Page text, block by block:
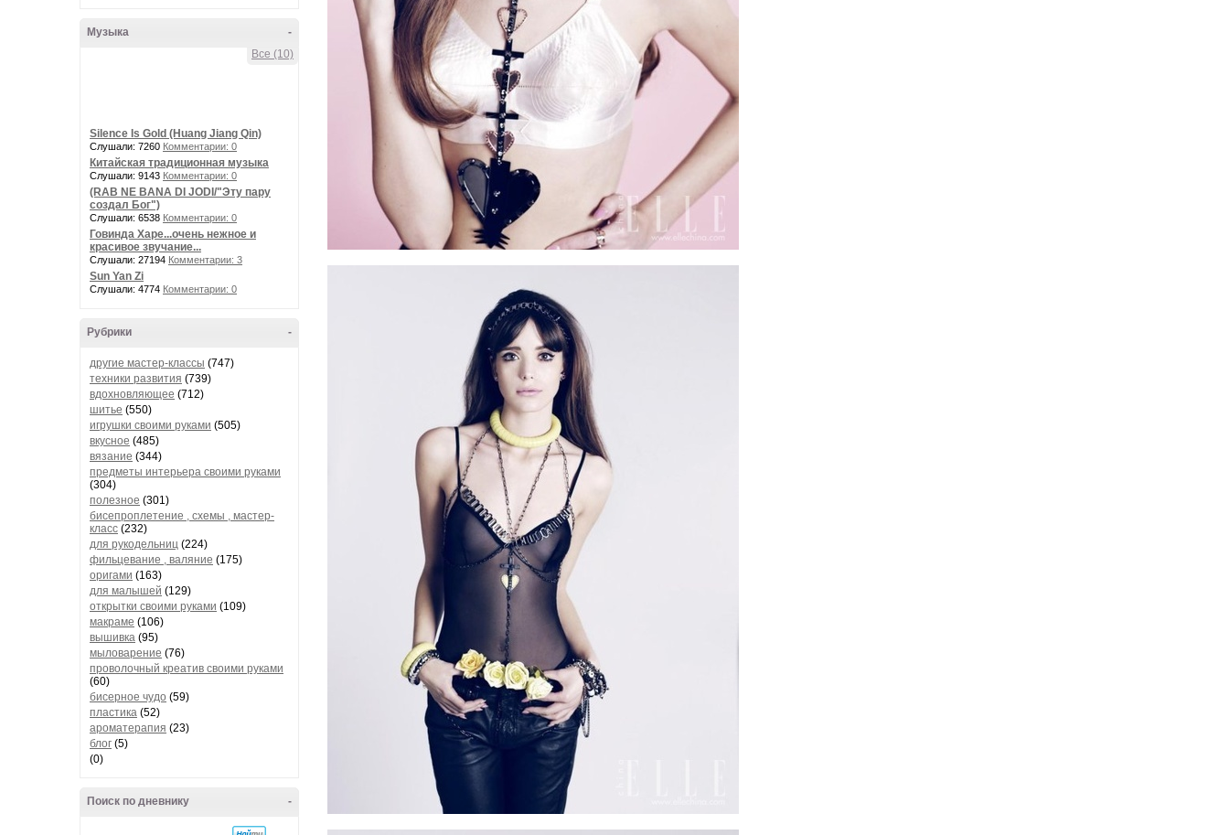
-
Музыка
Все (10)
Silence Is Gold (Huang Jiang Qin)
Слушали: 7260 Комментарии: 0
Китайская традиционная музыка
Слушали: 9143 Комментарии: 0
(RAB NE BANA DI JODI/"Эту пару
создал Бог")
Слушали: 6538 Комментарии: 0
Говинда Харе...очень нежное и
красивое звучание...
Слушали: 27194 Комментарии: 3
Sun Yan Zi
Слушали: 4774 Комментарии: 0
-
Рубрики
другие мастер-классы (747)
техники развития (739)
вдохновляющее (712)
шитье (550)
игрушки своими руками (505)
вкусное (485)
вязание (344)
предметы интерьера своими руками
(304)
полезное (301)
бисепроплетение , схемы , мастер-
класс (232)
для рукодельниц (224)
фильцевание , валяние (175)
оригами (163)
для малышей (129)
открытки своими руками (109)
макраме (106)
вышивка (95)
мыловарение (76)
проволочный креатив своими руками
(60)
бисерное чудо (59)
пластика (52)
ароматерапия (23)
блог (5)
(0)
-
Поиск по дневнику